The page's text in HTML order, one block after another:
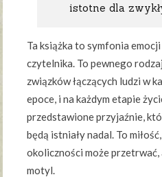
istotne dla
Ta książka to symfonia
czytelnika. To pewnego
związków łączących ludzi w
epoce, i na każdym etapie
przedstawione przyjaźnie,
będą istniały nadal. To
okoliczności może przetrwać,
motyl.